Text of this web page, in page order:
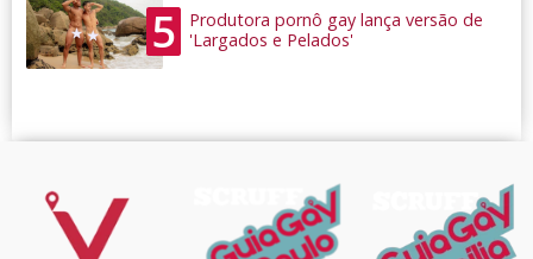
5
Produtora pornô gay lança versão de
'Largados e Pelados'